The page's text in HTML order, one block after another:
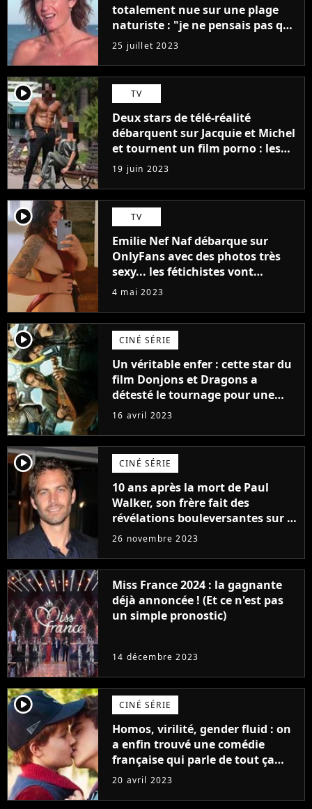
totalement nue sur une plage
naturiste : "je ne pensais pas que
j'arriverais à le faire..."
25 juillet 2023
player2 TV
Deux stars de télé-réalité
débarquent sur Jacquie et Michel
et tournent un film porno : les
premières images du tournage
(exclu)
19 juin 2023
player2 TV
Emilie Nef Naf débarque sur
OnlyFans avec des photos très
sexy... les fétichistes vont
prendre leur pied !
4 mai 2023
player2 CINÉ SÉRIE
Un véritable enfer : cette star du
film Donjons et Dragons a
détesté le tournage pour une
raison très spéciale
16 avril 2023
player2 CINÉ SÉRIE
10 ans après la mort de Paul
Walker, son frère fait des
révélations bouleversantes sur la
réaction des acteurs de Fast and
26 novembre 2023
Miss France 2024 : la gagnante
déjà annoncée ! (Et ce n'est pas
un simple pronostic)
14 décembre 2023
player2 CINÉ SÉRIE
Homos, virilité, gender fluid : on
a enfin trouvé une comédie
française qui parle de tout ça
sans être super ringarde
20 avril 2023